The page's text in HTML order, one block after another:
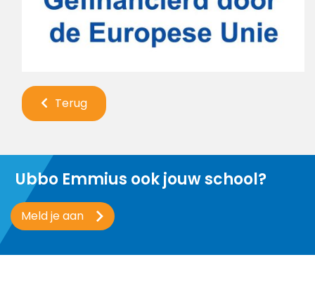
Terug
Ubbo Emmius ook jouw school?
Meld je aan